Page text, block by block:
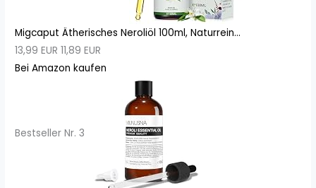
Migcaput Ätherisches Neroliöl 100ml, Naturrein...
13,99 EUR 11,89 EUR
Bei Amazon kaufen
Bestseller Nr. 3